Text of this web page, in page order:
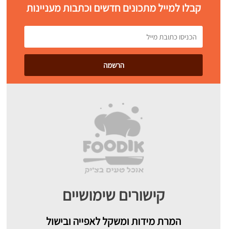
קבלו למייל מתכונים חדשים וכתבות מעניינות
קישורים שימושיים
המרת מידות ומשקל לאפייה ובישול